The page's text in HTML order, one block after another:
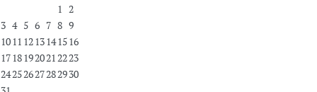
1 2
3 4 5 6 7 8 9
1011 1213141516
17181920212223
24252627282930